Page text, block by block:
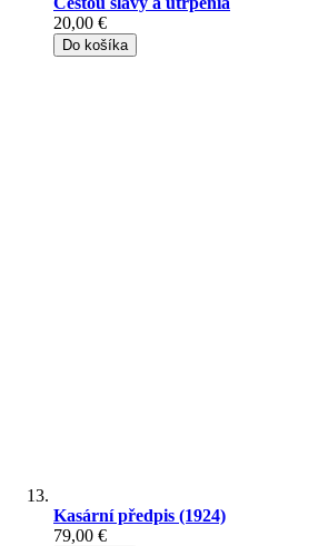
20,00 €
Do košíka
Kasární předpis (1924)
79,00 €